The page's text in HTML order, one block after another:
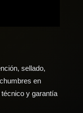
sellado,
en
y garantía